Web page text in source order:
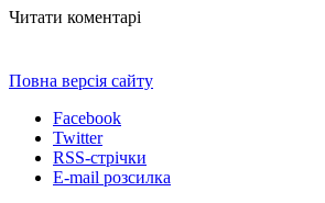
Читати коментарі
Повна версія сайту
Facebook
Twitter
RSS-стрічки
E-mail розсилка